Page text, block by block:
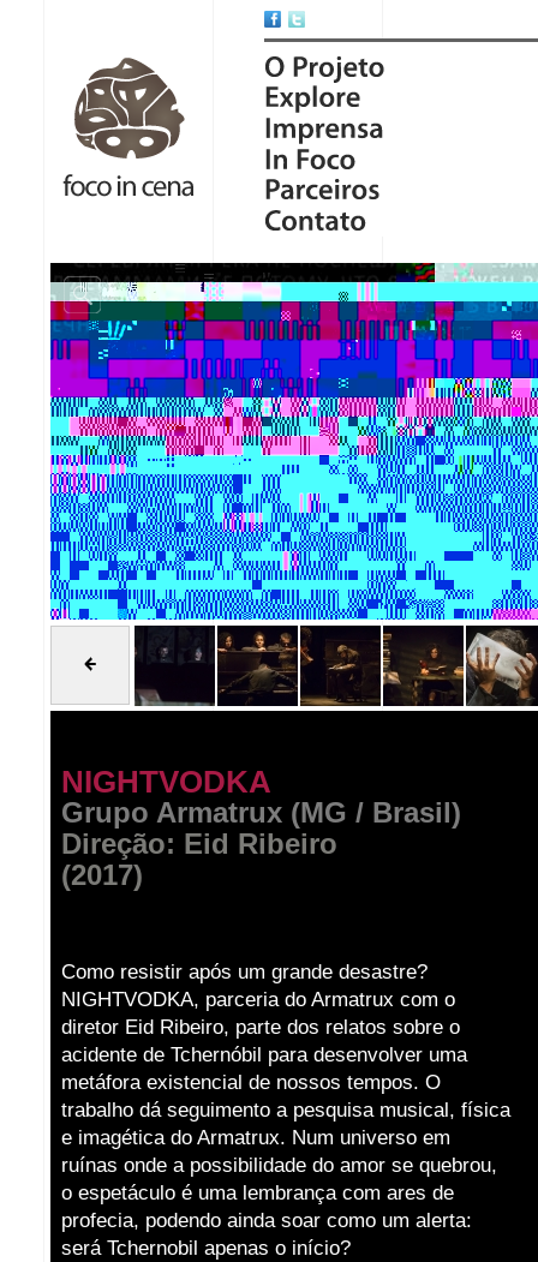
NIGHTVODKA
Grupo Armatrux (MG / Brasil)
Direção: Eid Ribeiro
(2017)
Como resistir após um grande desastre?
NIGHTVODKA, parceria do Armatrux com o
diretor Eid Ribeiro, parte dos relatos sobre o
acidente de Tchernóbil para desenvolver uma
metáfora existencial de nossos tempos. O
trabalho dá seguimento a pesquisa musical, física
e imagética do Armatrux. Num universo em
ruínas onde a possibilidade do amor se quebrou,
o espetáculo é uma lembrança com ares de
profecia, podendo ainda soar como um alerta:
será Tchernobil apenas o início?